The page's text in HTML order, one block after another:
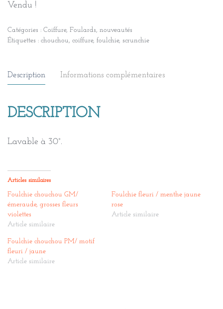
Vendu !
Catégories : Coiffure, Foulards, nouveautés
Étiquettes : chouchou, coiffure, foulchie, scrunchie
Description Informations complémentaires
DESCRIPTION
Lavable à 30°.
Articles similaires
Foulchie chouchou GM/
émeraude, grosses fleurs
violettes
Article similaire
Foulchie fleuri / menthe jaune
rose
Article similaire
Foulchie chouchou PM/ motif
fleuri / jaune
Article similaire